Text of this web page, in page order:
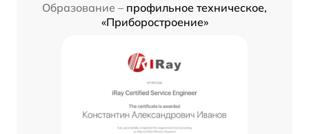
Образование – профильное техническое,
«Приборостроение»